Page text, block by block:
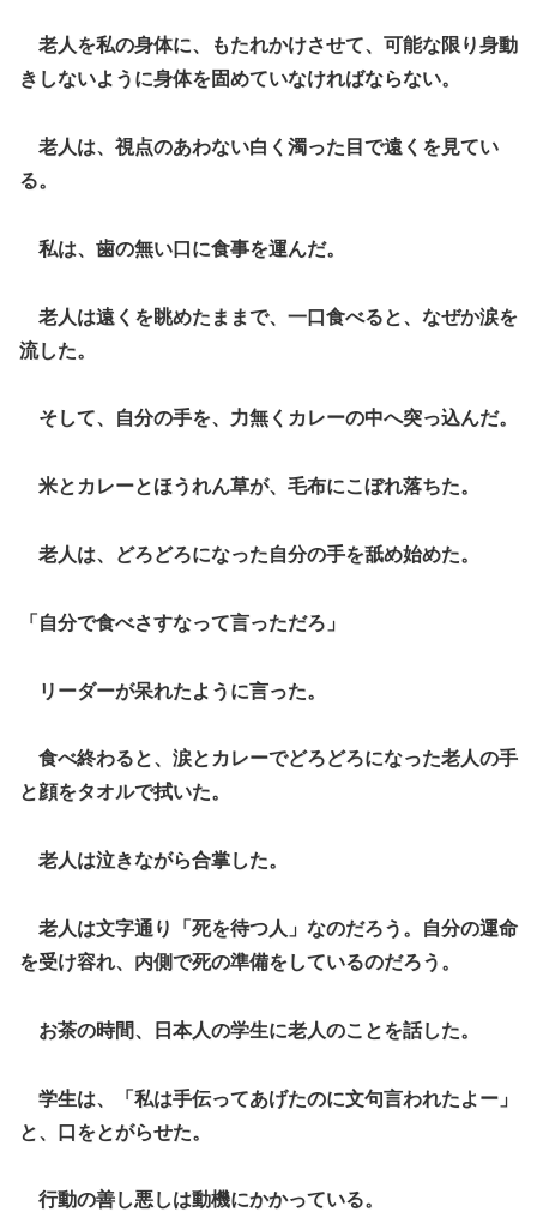
老人を私の身体に、もたれかけさせて、可能な限り身動
きしないように身体を固めていなければならない。
老人は、視点のあわない白く濁った目で遠くを見てい
る。
私は、歯の無い口に食事を運んだ。
老人は遠くを眺めたままで、一口食べると、なぜか涙を
流した。
そして、自分の手を、力無くカレーの中へ突っ込んだ。
米とカレーとほうれん草が、毛布にこぼれ落ちた。
老人は、どろどろになった自分の手を舐め始めた。
「自分で食べさすなって言っただろ」
リーダーが呆れたように言った。
食べ終わると、涙とカレーでどろどろになった老人の手
と顔をタオルで拭いた。
老人は泣きながら合掌した。
老人は文字通り「死を待つ人」なのだろう。自分の運命
を受け容れ、内側で死の準備をしているのだろう。
お茶の時間、日本人の学生に老人のことを話した。
学生は、「私は手伝ってあげたのに文句言われたよー」
と、口をとがらせた。
行動の善し悪しは動機にかかっている。